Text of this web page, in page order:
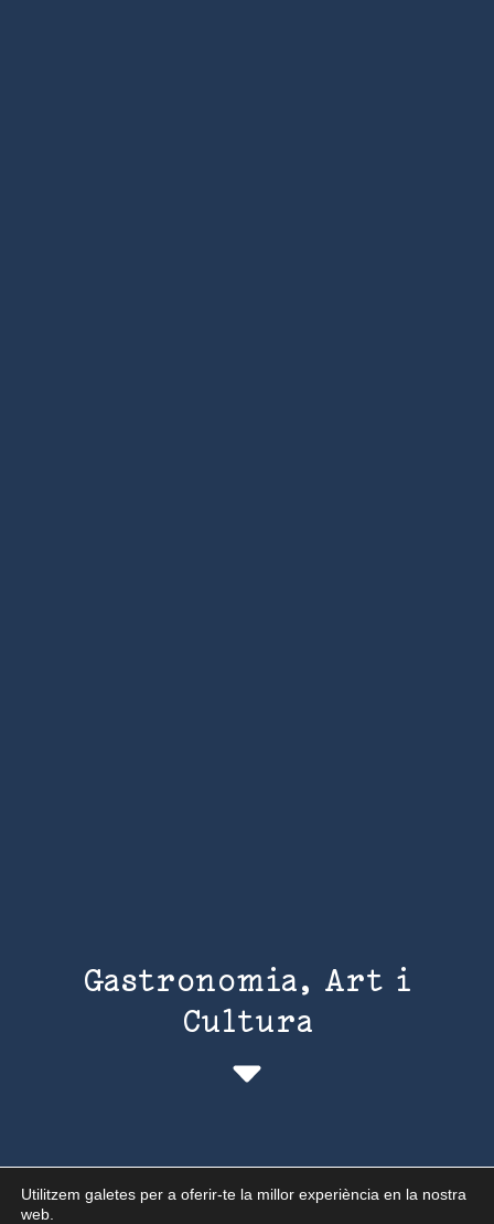
Gastronomia, Art i
Cultura
Utilitzem galetes per a oferir-te la millor experiència en la nostra
web.